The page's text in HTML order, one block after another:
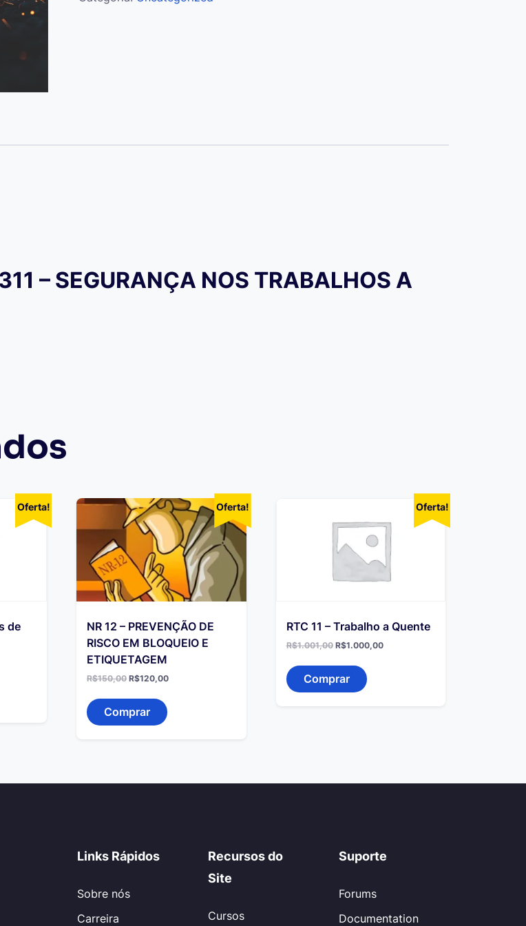
– SEGURANÇA NOS TRABALHOS A
Oferta!
de
Oferta!
NR 12 – PREVENÇÃO DE
RISCO EM BLOQUEIO E
ETIQUETAGEM
R$150,00 O
original
era:
R$150,00.
R$120,00O
Comprar
Oferta!
RTC 11 – Trabalho a Quente
R$1.001,00 O
original
era:
R$1.001,00.
R$1.000,00O
Comprar
Links Rápidos
Sobre nós
Carreira
Recursos do
Site
Cursos
Suporte
Forums
Documentation